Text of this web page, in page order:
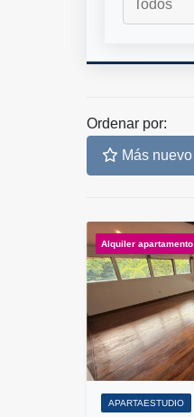
Ordenar por:
Más nuevo
Alquiler apartamento
APARTAESTUDIO